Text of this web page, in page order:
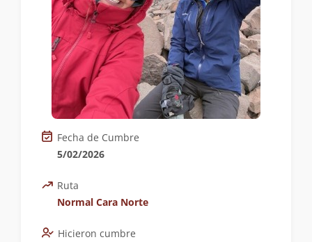
Fecha de Cumbre
5/02/2026
Ruta
Normal Cara Norte
Hicieron cumbre